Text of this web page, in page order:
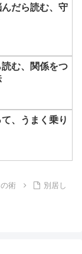
だら読む、守
む、関係をつ
、うまく乗り
術
別居し